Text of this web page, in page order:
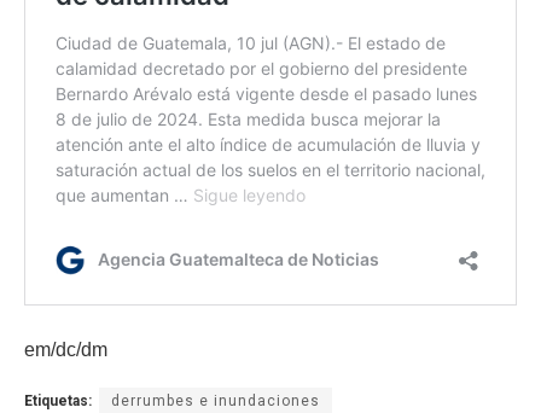
em/dc/dm
Etiquetas: derrumbes e inundaciones